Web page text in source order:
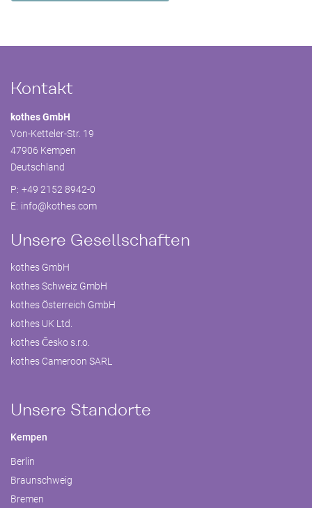
Kontakt
kothes GmbH
Von-Ketteler-Str. 19
47906 Kempen
Deutschland
P: +49 2152 8942-0
E: info@kothes.com
Unsere Gesellschaften
kothes GmbH
kothes Schweiz GmbH
kothes Österreich GmbH
kothes UK Ltd.
kothes Česko s.r.o.
kothes Cameroon SARL
Unsere Standorte
Kempen
Berlin
Braunschweig
Bremen